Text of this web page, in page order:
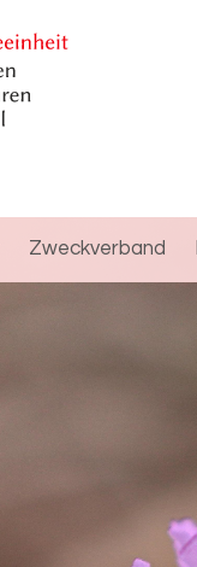
Zweckverband